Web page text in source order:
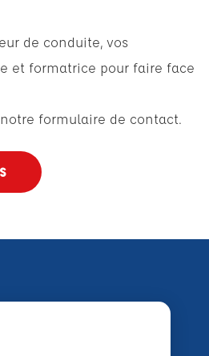
de conduite, vos
et formatrice pour faire face
formulaire de contact.